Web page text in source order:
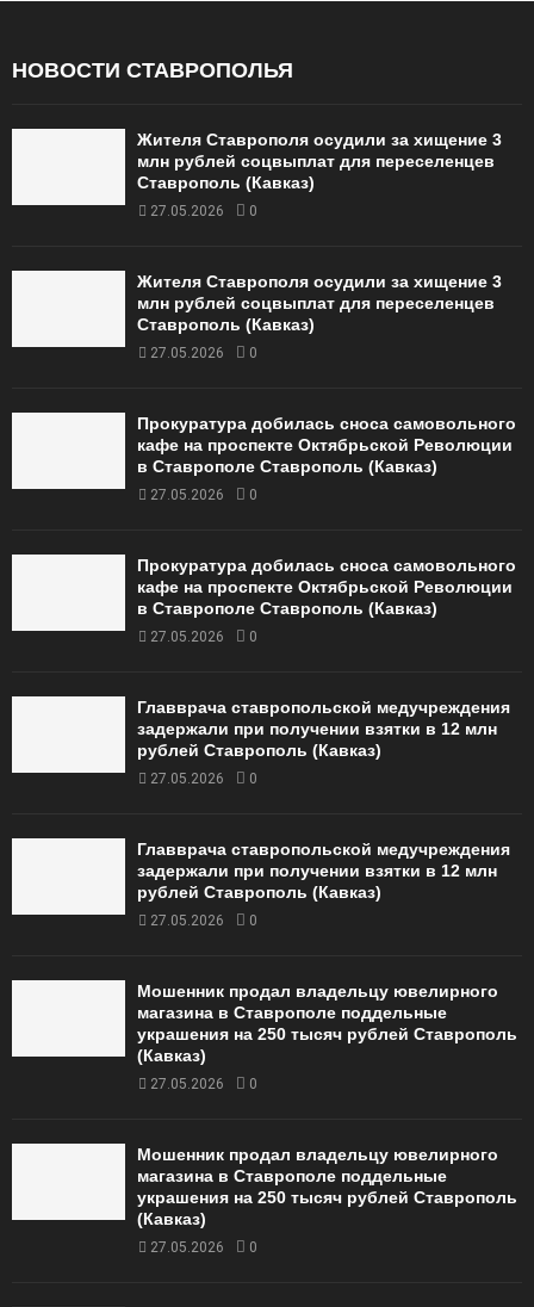
НОВОСТИ СТАВРОПОЛЬЯ
Жителя Ставрополя осудили за хищение 3
млн рублей соцвыплат для переселенцев
Ставрополь (Кавказ)
27.05.2026 0
Жителя Ставрополя осудили за хищение 3
млн рублей соцвыплат для переселенцев
Ставрополь (Кавказ)
27.05.2026 0
Прокуратура добилась сноса самовольного
кафе на проспекте Октябрьской Революции
в Ставрополе Ставрополь (Кавказ)
27.05.2026 0
Прокуратура добилась сноса самовольного
кафе на проспекте Октябрьской Революции
в Ставрополе Ставрополь (Кавказ)
27.05.2026 0
Главврача ставропольской медучреждения
задержали при получении взятки в 12 млн
рублей Ставрополь (Кавказ)
27.05.2026 0
Главврача ставропольской медучреждения
задержали при получении взятки в 12 млн
рублей Ставрополь (Кавказ)
27.05.2026 0
Мошенник продал владельцу ювелирного
магазина в Ставрополе поддельные
украшения на 250 тысяч рублей Ставрополь
(Кавказ)
27.05.2026 0
Мошенник продал владельцу ювелирного
магазина в Ставрополе поддельные
украшения на 250 тысяч рублей Ставрополь
(Кавказ)
27.05.2026 0